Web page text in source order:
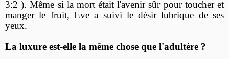
3:2 ). Même si la mort était l'avenir sûr pour toucher et
manger le fruit, Eve a suivi le désir lubrique de ses
yeux.
La luxure est-elle la même chose que l'adultère ?